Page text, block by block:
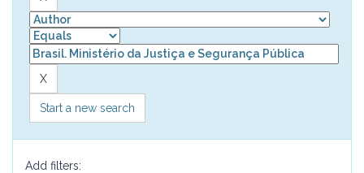
Start a new search
Add filters: